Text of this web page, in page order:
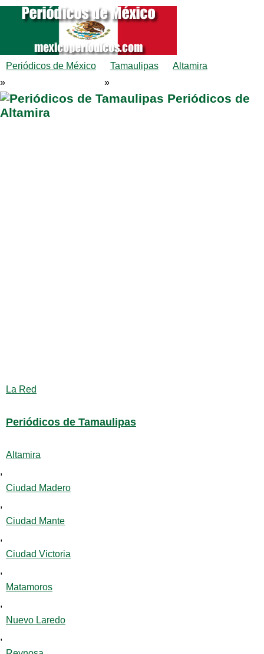
Periódicos de México
»
Tamaulipas
»
Altamira
Periódicos de
Altamira
La Red
Periódicos de Tamaulipas
Altamira
,
Ciudad Madero
,
Ciudad Mante
,
Ciudad Victoria
,
Matamoros
,
Nuevo Laredo
,